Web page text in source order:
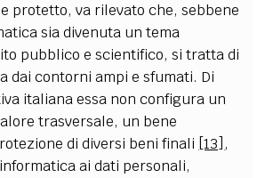
protetto, va rilevato che, sebbene
sia divenuta un tema
pubblico e scientifico, si tratta di
dai contorni ampi e sfumati. Di
italiana essa non configura un
trasversale, un bene
di diversi beni finali [13] ,
ai dati personali,